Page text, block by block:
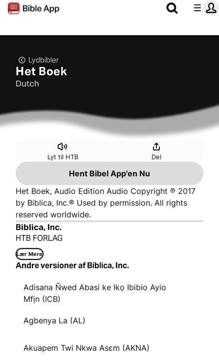
Lydbibler
Het Boek
Dutch
Lyt til HTB Del
Hent Bibel App'en Nu
Het Boek, Audio Edition Audio Copyright ℗ 2017
by Biblica, Inc.® Used by permission. All rights
reserved worldwide.
Biblica, Inc.
HTB FORLAG
Lær Mere
Andre versioner af Biblica, Inc.
Adisana Ñwed Abasi ke Ikọ Ibibio Ayio
Mfịn (ICB)
Agbenya La (AL)
Akuapem Twi Nkwa Asɛm (AKNA)